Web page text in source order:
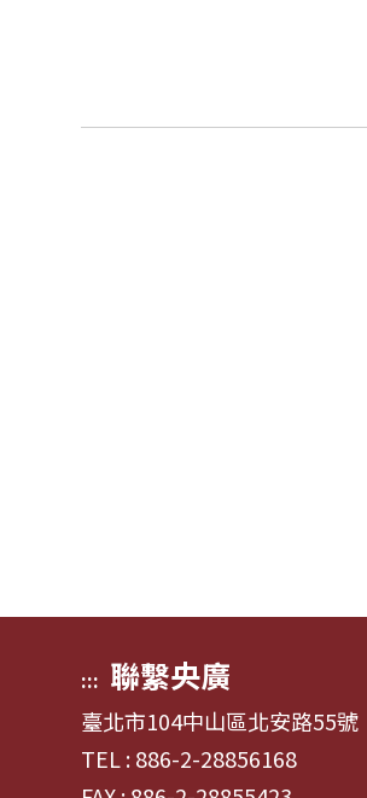
::: 聯繫央廣
臺北市104中山區北安路55號
TEL : 886-2-28856168